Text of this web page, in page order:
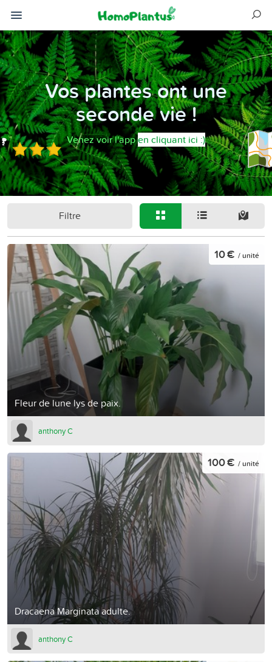
Vos plantes ont une
seconde vie !
Venez voir l'appen cliquant ici :)
Filtre
Fleur de lune lys de paix.
10 € / unité
anthony C
Dracaena Marginata adulte.
100 € / unité
anthony C